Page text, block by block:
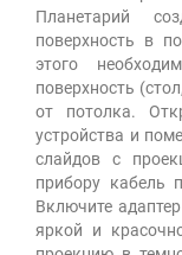
Планетарий
поверхность в
этого
поверхность
от потолка.
устройства и
слайдов с
прибору кабель
Включите
яркой и